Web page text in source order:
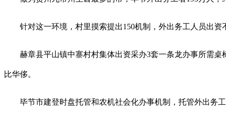
针对这一环境，村里摸索提出150机制，外出务工人员出资
赫章县平山镇中寨村村集体出资采办3套一条龙办事所需桌
比华侈。
毕节市建登时盘托管和农机社会化办事机制，托管外出务工